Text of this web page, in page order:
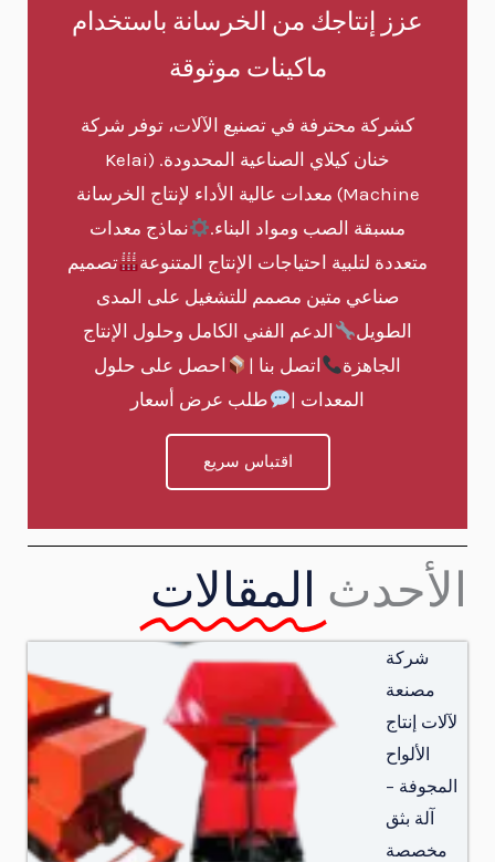
عزز إنتاجك من الخرسانة باستخدام
ماكينات موثوقة
كشركة محترفة في تصنيع الآلات، توفر شركة
خنان كيلاي الصناعية المحدودة. (Kelai
Machine) معدات عالية الأداء لإنتاج الخرسانة
مسبقة الصب ومواد البناء.
نماذج معدات
متعددة لتلبية احتياجات الإنتاج المتنوعة
تصميم
صناعي متين مصمم للتشغيل على المدى
الطويل
الدعم الفني الكامل وحلول الإنتاج
الجاهزة
اتصل بنا |
احصل على حلول
المعدات |
طلب عرض أسعار
اقتباس سريع
الأحدث المقالات
شركة
مصنعة
لآلات إنتاج
الألواح
المجوفة –
آلة بثق
مخصصة